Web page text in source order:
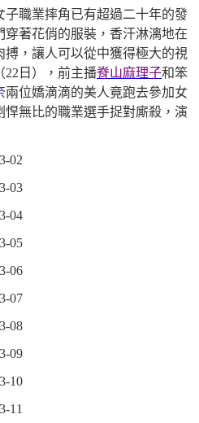
職業摔角已有超過二十年的發
穿著花俏的服裝，香汗淋漓地在
搏，讓人可以從中獲得極大的視
22日），前主播脊山麻理子和笨
兩位嬌滴滴的美人竟跑去參加女
悍無比的職業選手捉對廝殺，演